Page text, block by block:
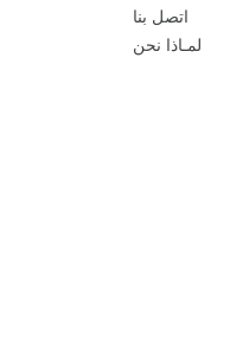
اتصل بنا
لمـاذا نحن